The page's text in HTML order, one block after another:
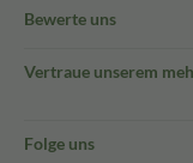
Bewerte uns
Vertraue unserem
Folge uns